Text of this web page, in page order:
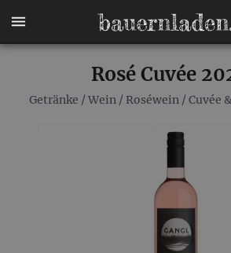
Rosé Cuvée
Getränke / Wein/ Roséwein/ Cuvée